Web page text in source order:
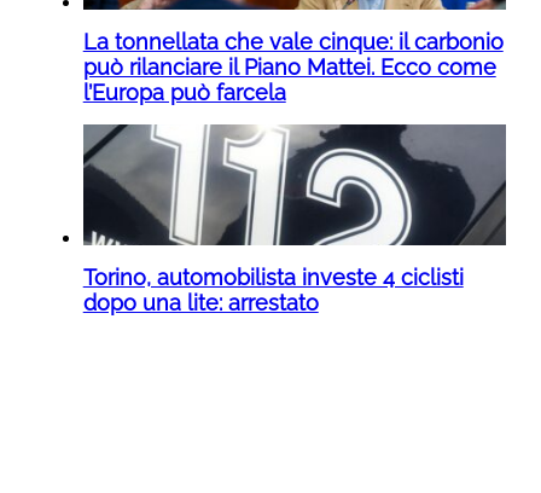
La tonnellata che vale cinque: il carbonio
può rilanciare il Piano Mattei. Ecco come
l’Europa può farcela
Torino, automobilista investe 4 ciclisti
dopo una lite: arrestato